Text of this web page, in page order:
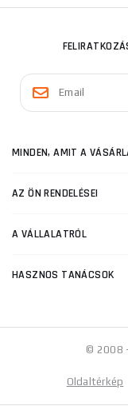
MINDEN, AMIT A
AZ ÖN RENDELÉSEI
A VÁLLALATRÓL
HASZNOS TANÁCSOK
© 2008
Oldaltérkép